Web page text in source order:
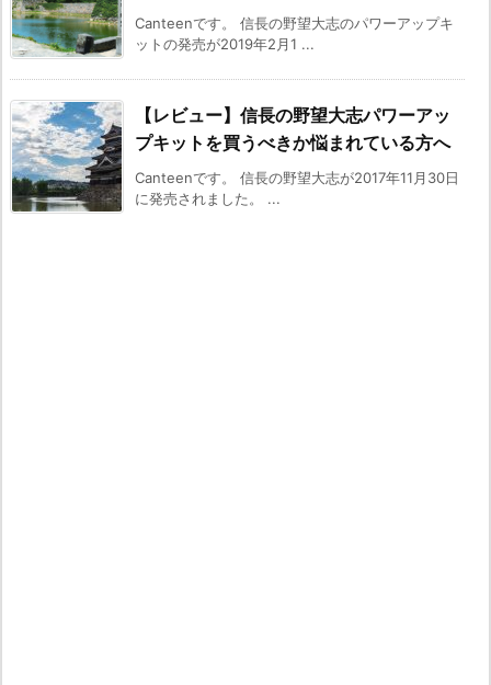
Canteenです。 信長の野望大志のパワーアップキ
ットの発売が2019年2月1 ...
【レビュー】信長の野望大志パワーアッ
プキットを買うべきか悩まれている方へ
Canteenです。 信長の野望大志が2017年11月30日
に発売されました。 ...